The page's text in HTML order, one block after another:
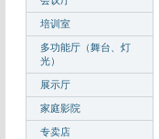
培训室
多功能厅（舞台、灯
光）
展示厅
家庭影院
专卖店